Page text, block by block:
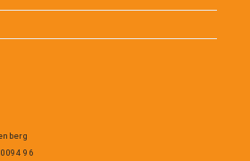
96